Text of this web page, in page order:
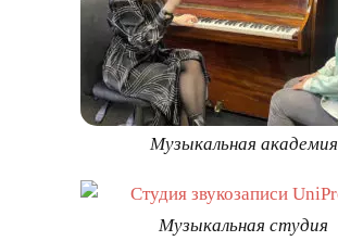
Музыкальная академия
Музыкальная студия